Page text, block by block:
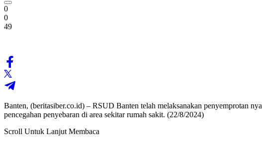
0
0
49
Banten, (beritasiber.co.id) – RSUD Banten telah melaksanakan penyemprotan
pencegahan penyebaran di area sekitar rumah sakit. (22/8/2024)
Scroll Untuk Lanjut Membaca